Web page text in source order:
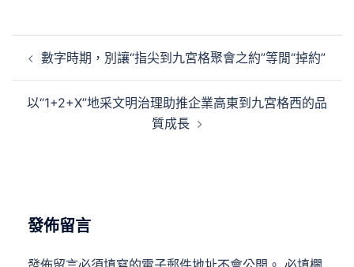
章
覽
數字時期，別讓“指尖到九宮格聚會之約”等閒“掉約”
以“1+2+X”地采文明治理助推企業高東到九宮格西的品
質成長
發佈留言